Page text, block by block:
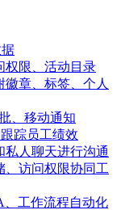
权限、活动目录
章、标签、个人
、移动通知
踪员工绩效
私人聊天进行沟通
、访问权限协同工
、工作流程自动化